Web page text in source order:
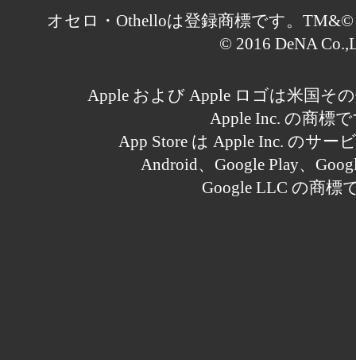
オセロ・Othelloは登録商標です。TM&©
© 2016 DeNA
Apple および Apple ロゴは米国そ
Apple Inc. の商標
App Store は Apple Inc. のサー
Android、Google Play、
Google LLC の商標